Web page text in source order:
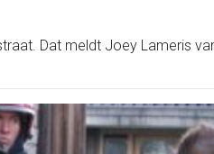
Dat meldt Joey Lameris